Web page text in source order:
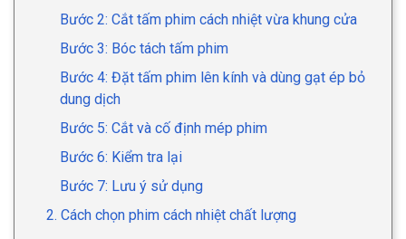
Bước 2: Cắt tấm phim cách nhiệt vừa khung cửa
Bước 3: Bóc tách tấm phim
Bước 4: Đặt tấm phim lên kính và dùng gạt ép bỏ
dung dịch
Bước 5: Cắt và cố định mép phim
Bước 6: Kiểm tra lại
Bước 7: Lưu ý sử dụng
2. Cách chọn phim cách nhiệt chất lượng